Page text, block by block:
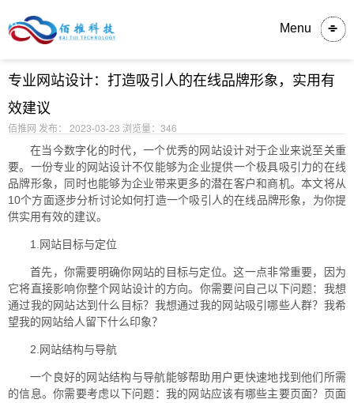
Menu
专业网站设计：打造吸引人的在线品牌形象，实用有
效建议
佰推网 发布： 2023-03-23 浏览量：346
在当今数字化的时代，一个优秀的网站设计对于企业来说至关重
要。一份专业的网站设计不仅能够为企业提供一个极具吸引力的在线
品牌形象，同时也能够为企业带来更多的潜在客户和商机。本文将从
10个方面逐步分析讨论如何打造一个吸引人的在线品牌形象，为你提
供实用有效的建议。
1.网站目标与定位
首先，你需要明确你网站的目标与定位。这一点非常重要，因为
它将直接影响你整个网站设计的方向。你需要问自己以下问题：我想
通过我的网站达到什么目标？我想通过我的网站吸引哪些人群？我希
望我的网站给人留下什么印象？
2.网站结构与导航
一个良好的网站结构与导航能够帮助用户更快速地找到他们所需
的信息。你需要考虑以下问题：我的网站应该有哪些主要页面？页面